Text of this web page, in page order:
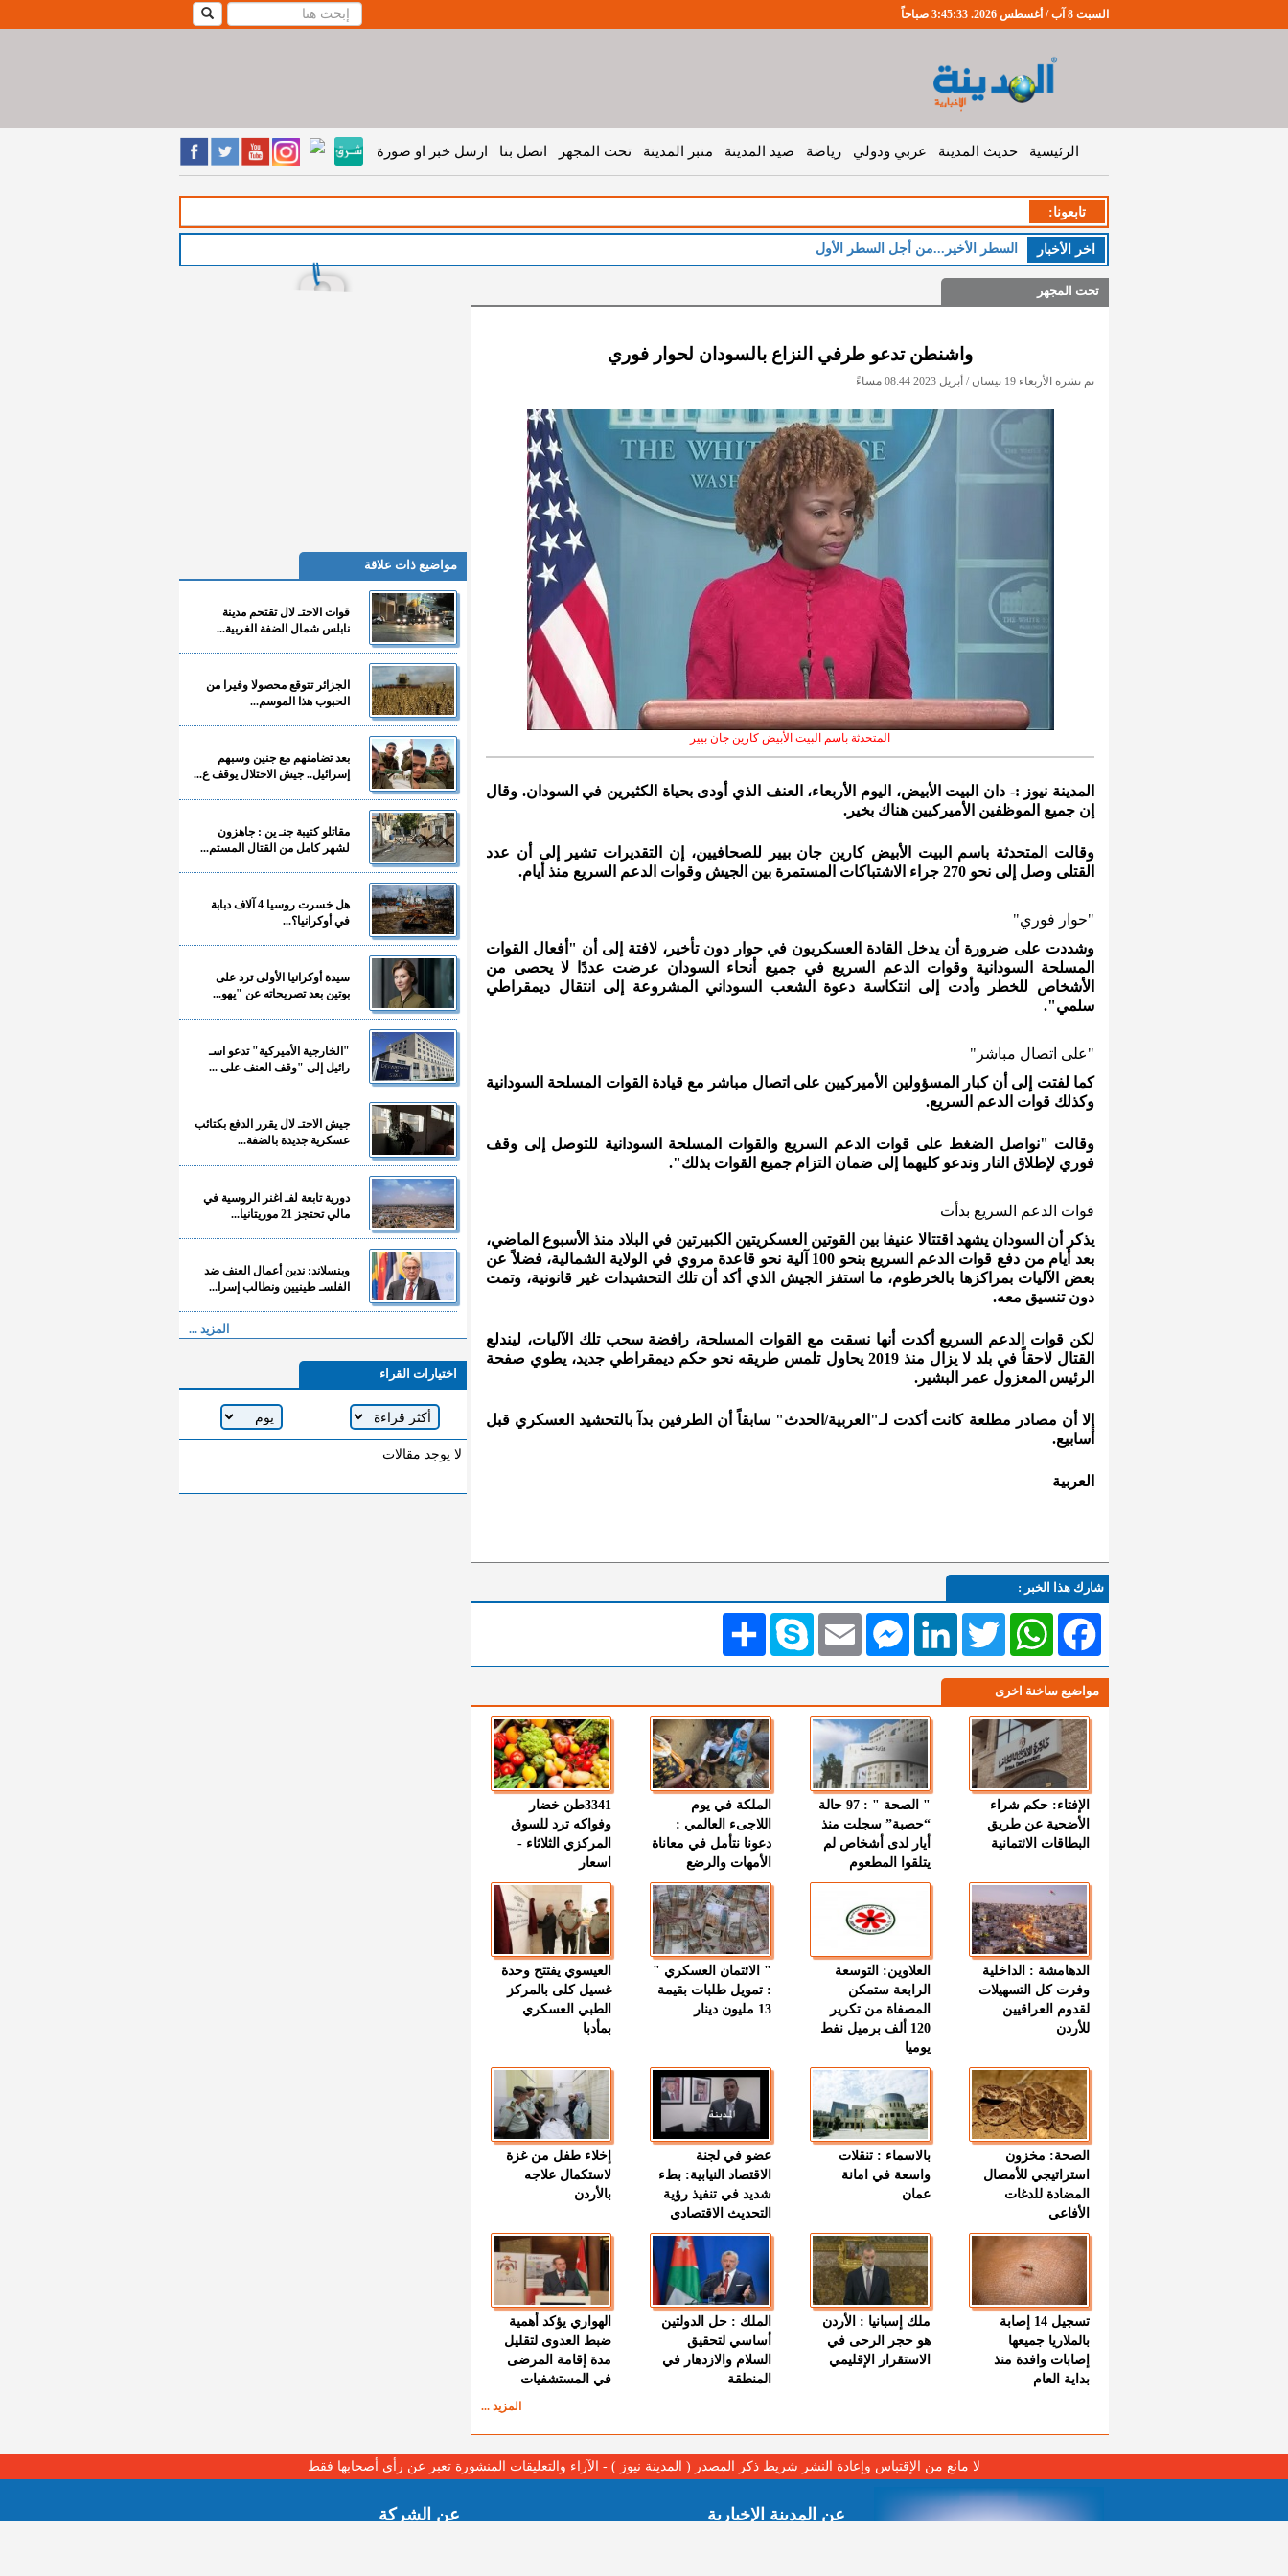
السبت 8 آب / أغسطس 2026. 3:45:34 صباحاً
الرئيسية حديث المدينة عربي ودولي رياضة صيد المدينة منبر المدينة تحت المجهر اتصل بنا ارسل خبر او صورة
تابعونا:
اخر اﻷخبار السطر الأخير...من أجل السطر الأول
تحت المجهر
واشنطن تدعو طرفي النزاع بالسودان لحوار فوري
تم نشره الأربعاء 19 نيسان / أبريل 2023 08:44 مساءً
المتحدثة باسم البيت الأبيض كارين جان بيير
المدينة نيوز :- دان البيت الأبيض، اليوم الأربعاء، العنف الذي أودى بحياة الكثيرين في السودان. وقال
إن جميع الموظفين الأميركيين هناك بخير.
وقالت المتحدثة باسم البيت الأبيض كارين جان بيير للصحافيين، إن التقديرات تشير إلى أن عدد
القتلى وصل إلى نحو 270 جراء الاشتباكات المستمرة بين الجيش وقوات الدعم السريع منذ أيام.
"حوار فوري"
وشددت على ضرورة أن يدخل القادة العسكريون في حوار دون تأخير، لافتة إلى أن "أفعال القوات
المسلحة السودانية وقوات الدعم السريع في جميع أنحاء السودان عرضت عددًا لا يحصى من
الأشخاص للخطر وأدت إلى انتكاسة دعوة الشعب السوداني المشروعة إلى انتقال ديمقراطي
سلمي".
"على اتصال مباشر"
كما لفتت إلى أن كبار المسؤولين الأميركيين على اتصال مباشر مع قيادة القوات المسلحة السودانية
وكذلك قوات الدعم السريع.
وقالت "نواصل الضغط على قوات الدعم السريع والقوات المسلحة السودانية للتوصل إلى وقف
فوري لإطلاق النار وندعو كليهما إلى ضمان التزام جميع القوات بذلك".
قوات الدعم السريع بدأت
يذكر أن السودان يشهد اقتتالا عنيفا بين القوتين العسكريتين الكبيرتين في البلاد منذ الأسبوع الماضي،
بعد أيام من دفع قوات الدعم السريع بنحو 100 آلية نحو قاعدة مروي في الولاية الشمالية، فضلاً عن
بعض الآليات بمراكزها بالخرطوم، ما استفز الجيش الذي أكد أن تلك التحشيدات غير قانونية، وتمت
دون تنسيق معه.
لكن قوات الدعم السريع أكدت أنها نسقت مع القوات المسلحة، رافضة سحب تلك الآليات، ليندلع
القتال لاحقاً في بلد لا يزال منذ 2019 يحاول تلمس طريقه نحو حكم ديمقراطي جديد، يطوي صفحة
الرئيس المعزول عمر البشير.
إلا أن مصادر مطلعة كانت أكدت لـ"العربية/الحدث" سابقاً أن الطرفين بدآ بالتحشيد العسكري قبل
أسابيع.
العربية
شارك هذا الخبر :
انشر Skype EmailMessengerLinkedIn TwitterWhatsAppFacebook
مواضيع ساخنة اخرى
الإفتاء: حكم شراء
الأضحية عن طريق
البطاقات الائتمانية
" الصحة " : 97 حالة
“حصبة” سجلت منذ
أيار لدى أشخاص لم
يتلقوا المطعوم
الملكة في يوم
اللاجىء العالمي :
دعونا نتأمل في معاناة
الأمهات والرضع
3341طن خضار
وفواكه ترد للسوق
المركزي الثلاثاء -
اسعار
الدهامشة : الداخلية
وفرت كل التسهيلات
لقدوم العراقيين
للأردن
العلاوين: التوسعة
الرابعة ستمكن
المصفاة من تكرير
120 ألف برميل نفط
يوميا
" الائتمان العسكري "
: تمويل طلبات بقيمة
13 مليون دينار
العيسوي يفتتح وحدة
غسيل كلى بالمركز
الطبي العسكري
بمأدبا
الصحة: مخزون
استراتيجي للأمصال
المضادة للدغات
الأفاعي
بالاسماء : تنقلات
واسعة في امانة
عمان
عضو في لجنة
الاقتصاد النيابية: بطء
شديد في تنفيذ رؤية
التحديث الاقتصادي
إخلاء طفل من غزة
لاستكمال علاجه
بالأردن
تسجيل 14 إصابة
بالملاريا جميعها
إصابات وافدة منذ
بداية العام
ملك إسبانيا : الأردن
هو حجر الرحى في
الاستقرار الإقليمي
الملك : حل الدولتين
أساسي لتحقيق
السلام والازدهار في
المنطقة
الهواري يؤكد أهمية
ضبط العدوى لتقليل
مدة إقامة المرضى
في المستشفيات
المزيد ...
مواضيع ذات علاقة
قوات الاحتـ لال تقتحم مدينة
نابلس شمال الضفة الغربية...
الجزائر تتوقع محصولا وفيرا من
الحبوب هذا الموسم...
بعد تضامنهم مع جنين وسبهم
إسرائيل.. جيش الاحتلال يوقف ع...
مقاتلو كتيبة جنـ ين : جاهزون
لشهر كامل من القتال المستم...
هل خسرت روسيا 4 آلاف دبابة
في أوكرانيا؟...
سيدة أوكرانيا الأولى ترد على
بوتين بعد تصريحاته عن "يهو...
"الخارجية الأميركية" تدعو اسـ
رائيل إلى "وقف العنف على ...
جيش الاحتـ لال يقرر الدفع بكتائب
عسكرية جديدة بالضفة...
دورية تابعة لفـ اغنر الروسية في
مالي تحتجز 21 موريتانيا...
وينسلاند: ندين أعمال العنف ضد
الفلسـ طينيين ونطالب إسرا...
المزيد ...
اختيارات القراء
لا يوجد مقالات
لا مانع من الإقتباس وإعادة النشر شريط ذكر المصدر ( المدينة نيوز ) - الآراء والتعليقات المنشورة تعبر عن رأي أصحابها فقط
عن المدينة الإخبارية عن الشركة